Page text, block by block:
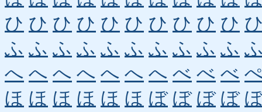
ひ ひ ひ ひ ひ ひ ひ ひ ひ ひ
ふ ふ ふ ふ ふ ふ ふ ふ ふ ふ
へ へ へ へ へ へ へ べ べ べ
ほ ほ ほ ほ ほ ほ ぼ ぼ ぼ ぼ